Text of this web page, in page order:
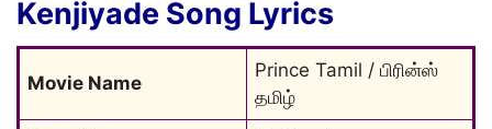
Kenjiyade Song Lyrics
Movie Name
Prince Tamil / பிரின்ஸ்
தமிழ்